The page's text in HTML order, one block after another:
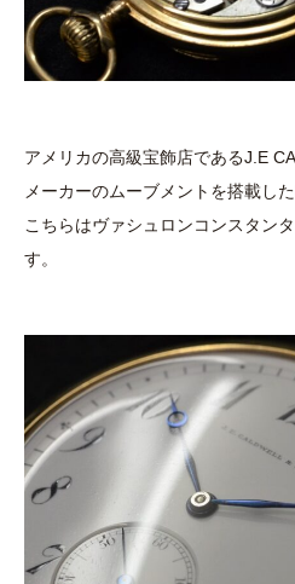
アメリカの高級宝飾店であるJ.E
メーカーのムーブメントを搭載し
こちらはヴァシュロンコンスタン
す。